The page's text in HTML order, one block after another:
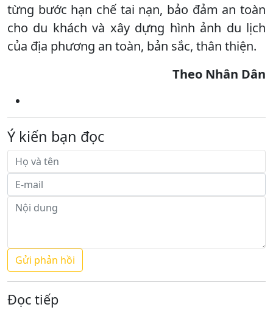
từng bước hạn chế tai nạn, bảo đảm an toàn
cho du khách và xây dựng hình ảnh du lịch
của địa phương an toàn, bản sắc, thân thiện.
Theo Nhân Dân
Ý kiến bạn đọc
Đọc tiếp